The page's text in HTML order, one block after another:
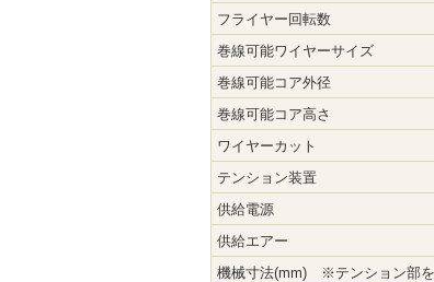
フライヤー回転数
巻線可能ワイヤーサイズ
巻線可能コア外径
巻線可能コア高さ
ワイヤーカット
テンション装置
供給電源
供給エアー
機械寸法(mm) ※テンション部を